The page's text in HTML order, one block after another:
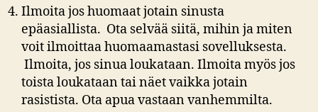
Ilmoita jos huomaat jotain sinusta
epäasiallista. Ota selvää siitä, mihin ja miten
voit ilmoittaa huomaamastasi sovelluksesta.
Ilmoita, jos sinua loukataan. Ilmoita myös jos
toista loukataan tai näet vaikka jotain
rasistista. Ota apua vastaan vanhemmilta.